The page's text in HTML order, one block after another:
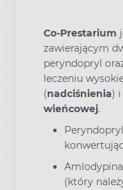
Co-Prestarium
zawierającym
peryndopryl
leczeniu
(nadciśnienia)
wieńcowej.
(który